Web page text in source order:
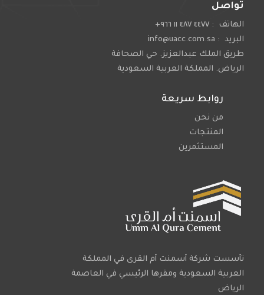
تواصل
الهاتف : ٤٤٧٧ ٤٨٧ ١١ ٩٦٦+
البريد : info@uacc.com.sa
طريق الملك عبدالعزيز. حي الصحافة
الرياض. المملكة العربية السعودية
روابط سريعة
من نحن
المنتجات
المستثمرين
تأسست شركة أسمنت أم القرى في المملكة
العربية السعودية ومقرها الرئيسي في العاصمة
الرياض